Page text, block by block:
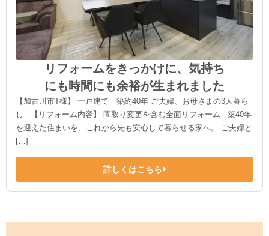
リフォームをきっかけに、気持ち
にも時間にも余裕が生まれました
【加古川市T様】 一戸建て 築約40年 ご夫婦、お母さまの3人暮ら
し 【リフォーム内容】 間取り変更を含む全面リフォーム 築40年
を迎えた住まいを、これから先も安心して暮らせる家へ。 ご夫婦と
[…]
詳しくはこちら